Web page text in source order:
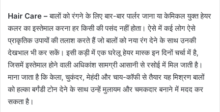
Hair Care –बालों को रंगने के लिए बार-बार पार्लर जाना या केमिकल युक्त हेयर
कलर का इस्तेमाल करना हर किसी की पसंद नहीं होता। ऐसे में कई लोग ऐसे
प्राकृतिक उपायों की तलाश करते हैं जो बालों को नया रंग देने के साथ उनकी
देखभाल भी कर सकें। इसी कड़ी में एक घरेलू हेयर मास्क इन दिनों चर्चा में है,
जिसमें इस्तेमाल होने वाली अधिकांश सामग्री आसानी से रसोई में मिल जाती है।
माना जाता है कि केला, चुकंदर, मेहंदी और चाय-कॉफी से तैयार यह मिश्रण बालों
को हल्का बर्गंडी टोन देने के साथ उन्हें मुलायम और चमकदार बनाने में मदद कर
सकता है।